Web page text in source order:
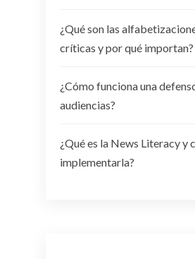
¿Qué son las
críticas y por qué importan?
¿Cómo funciona una
audiencias?
¿Qué es la News Literacy y
implementarla?